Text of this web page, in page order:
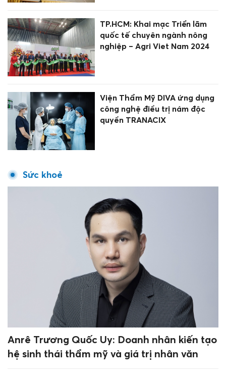
TP.HCM: Khai mạc Triển lãm
quốc tế chuyên ngành nông
nghiệp – Agri Viet Nam 2024
Viện Thẩm Mỹ DIVA ứng dụng
công nghệ điều trị nám độc
quyền TRANACIX
Sức khoẻ
Anrê Trương Quốc Uy: Doanh nhân kiến tạo
hệ sinh thái thẩm mỹ và giá trị nhân văn